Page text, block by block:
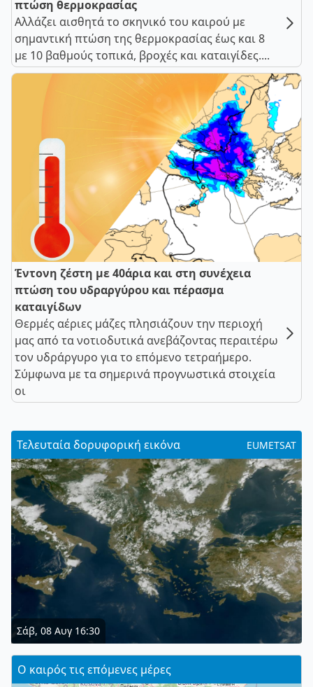
πτώση θερμοκρασίας
Αλλάζει αισθητά το σκηνικό του καιρού με
σημαντική πτώση της θερμοκρασίας έως και 8
με 10 βαθμούς τοπικά, βροχές και καταιγίδες....
Έντονη ζέστη με 40άρια και στη συνέχεια
πτώση του υδραργύρου και πέρασμα
καταιγίδων
Θερμές αέριες μάζες πλησιάζουν την περιοχή
μας από τα νοτιοδυτικά ανεβάζοντας περαιτέρω
τον υδράργυρο για το επόμενο τετραήμερο.
Σύμφωνα με τα σημερινά προγνωστικά στοιχεία
οι
Τελευταία δορυφορική εικόνα EUMETSAT
Σάβ, 08 Αυγ 16:30
Ο καιρός τις επόμενες μέρες